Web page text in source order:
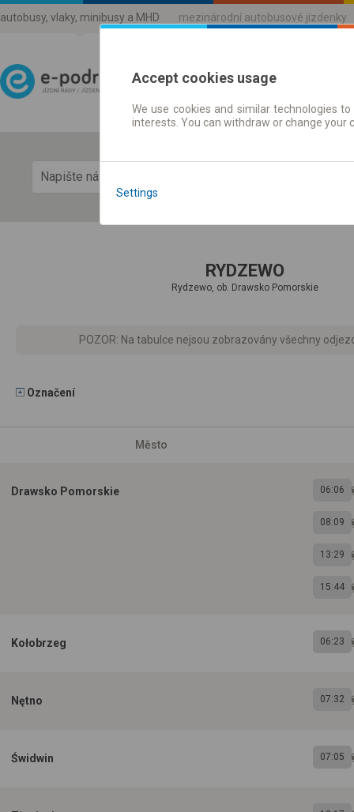
autobusy, vlaky, minibusy a MHD mezinárodní autobusové jízdenky
Jízdni řády a jízdenky
RYDZEWO
Rydzewo, ob. Drawsko Pomorskie
POZOR: Na tabulce nejsou zobrazovány všechny
Označení
Město
Drawsko Pomorskie 06:06
08:09
13:29
15:44
Kołobrzeg 06:23
Nętno 07:32
Świdwin 07:05
Accept cookies usage
We use cookies and similar technologies
interests. You can withdraw or change
Settings